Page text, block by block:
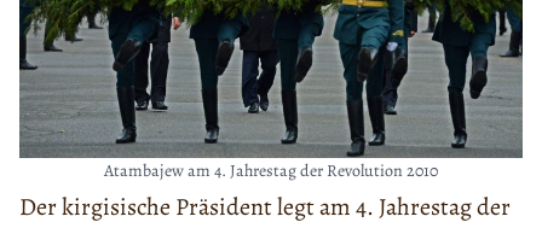
Atambajew am 4. Jahrestag der Revolution 2010
Der kirgisische Präsident legt am 4. Jahrestag der